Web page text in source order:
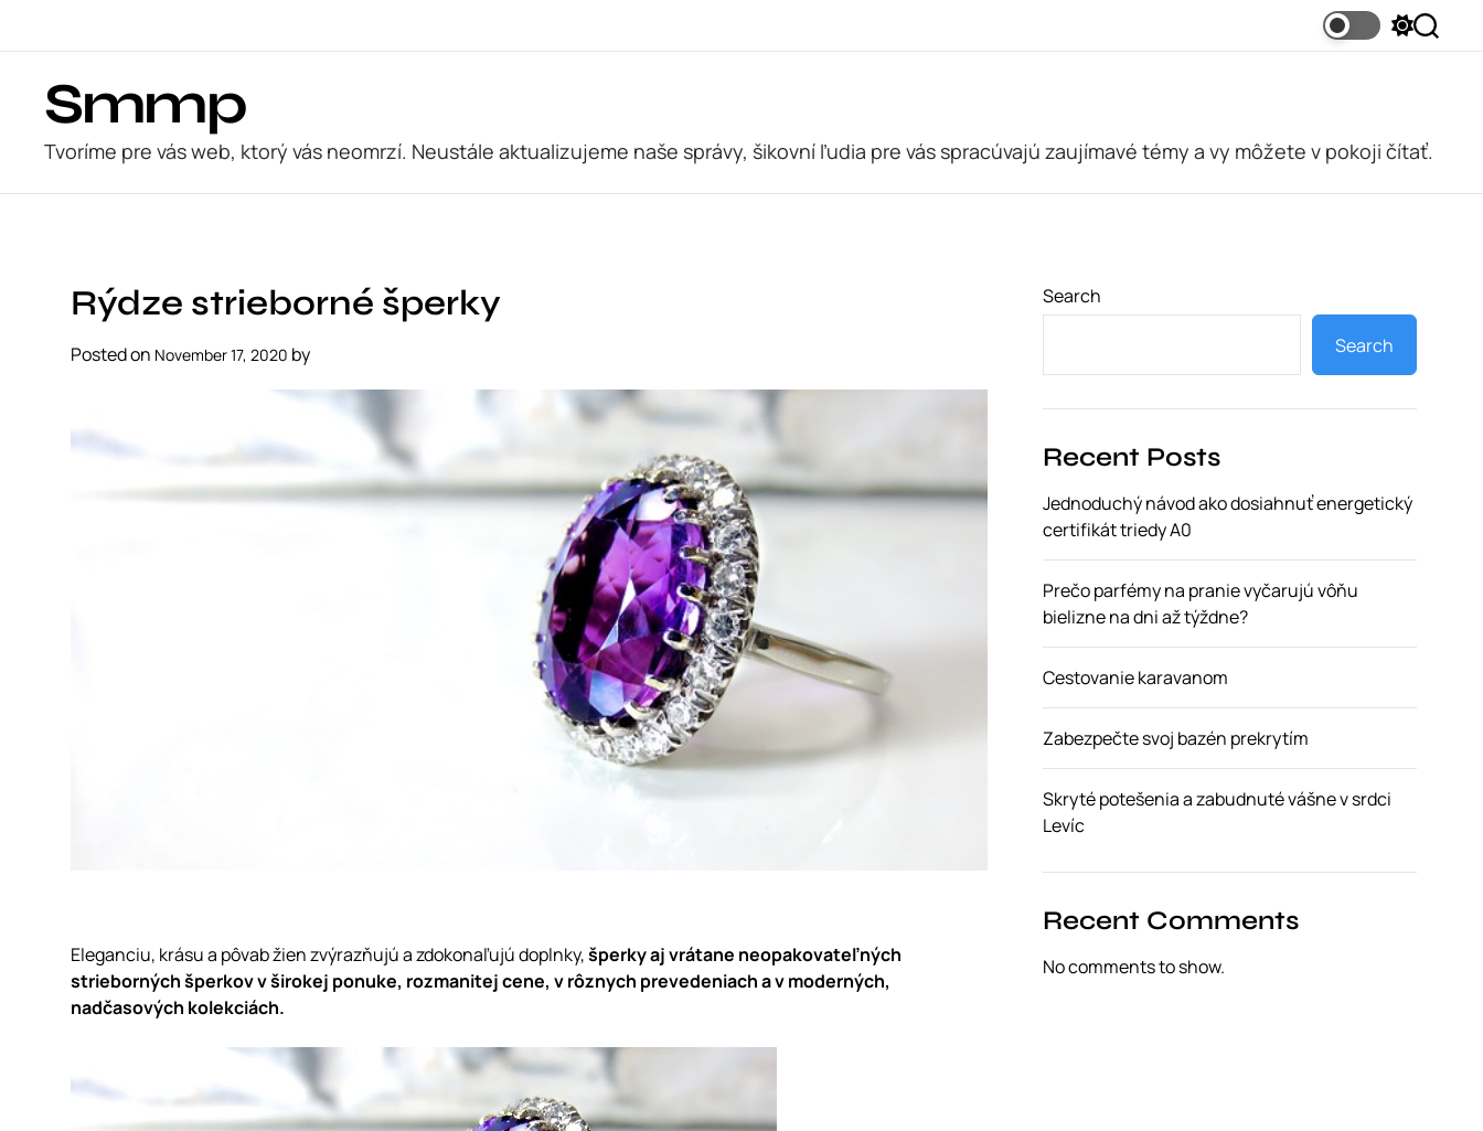
o
S
w
o
o
S
e
Smmp
Tvoríme pre vás web, ktorý vás neomrzí. Neustále aktualizujeme naše správy, šikovní ľudia pre vás spracúvajú zaujímavé témy a vy môžete v pokoji čítať.
Rýdze strieborné šperky
Posted on November 17, 2020 by
Eleganciu, krásu a pôvab žien zvýrazňujú a zdokonaľujú doplnky,šperky aj vrátane neopakovateľných
strieborných šperkov v širokej ponuke, rozmanitej cene, v rôznych prevedeniach a v moderných,
nadčasových kolekciách.
Search
Search
Recent Posts
Jednoduchý návod ako dosiahnuť energetický
certifikát triedy A0
Prečo parfémy na pranie vyčarujú vôňu
bielizne na dni až týždne?
Cestovanie karavanom
Zabezpečte svoj bazén prekrytím
Skryté potešenia a zabudnuté vášne v srdci
Levíc
Recent Comments
No comments to show.